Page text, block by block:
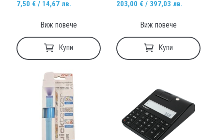
7,50 € / 14,67 лв.
Купи
Виж повече
203,00 € / 397,03 лв.
Купи
Виж повече